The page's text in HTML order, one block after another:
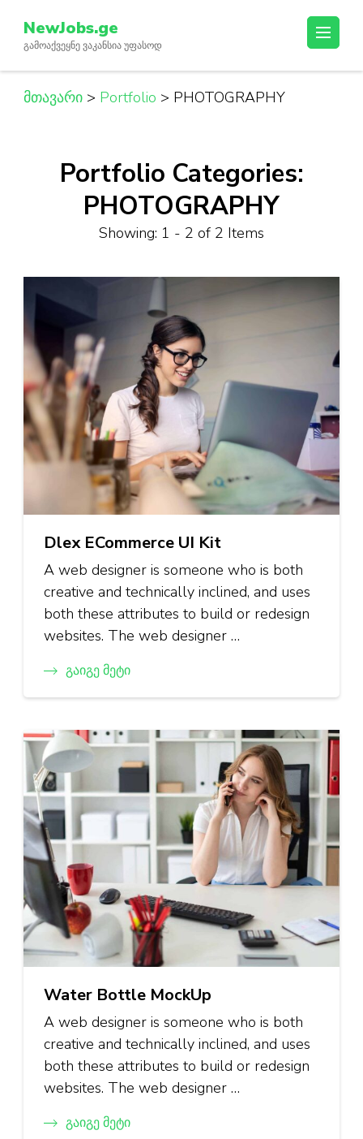
content
(Press
Enter)
NewJobs.ge
გამოაქვეყნე ვაკანსია უფასოდ
მთავარი > Portfolio > PHOTOGRAPHY
Portfolio Categories:
PHOTOGRAPHY
Showing: 1 - 2 of 2 Items
Dlex ECommerce UI Kit
A web designer is someone who is both
creative and technically inclined, and uses
both these attributes to build or redesign
websites. The web designer …
Გაიგე Მეტი
Water Bottle MockUp
A web designer is someone who is both
creative and technically inclined, and uses
both these attributes to build or redesign
websites. The web designer …
Გაიგე Მეტი